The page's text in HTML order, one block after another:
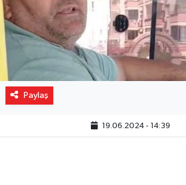
Paylaş
19.06.2024 - 14:39
Spor
Turizm